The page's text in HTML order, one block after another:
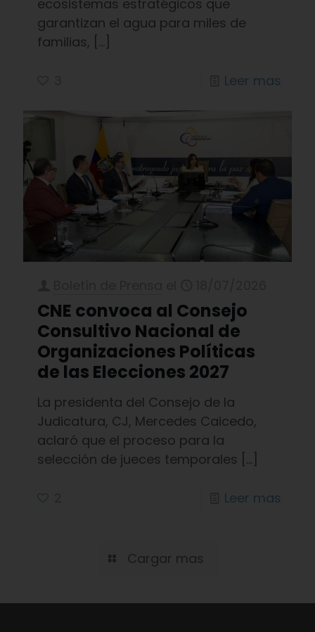
ecosistemas estratégicos que
garantizan el agua para miles de
familias, […]
Leer mas
CNE convoca al Consejo
Consultivo Nacional de
Organizaciones Políticas
de las Elecciones 2027
La presidenta del Consejo de la
Judicatura, CJ, Mercedes Caicedo,
aclaró que el proceso para la
selección de jueces temporales […]
Leer mas
Cargar mas